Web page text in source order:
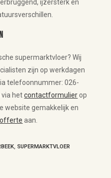
ijzersterk en
supermarktvloer? Wij
zijn op werkdagen
telefoonnummer: 026-
via hetcontactformulierop
website gemakkelijk en
offerte aan.
, SUPERMARKTVLOER